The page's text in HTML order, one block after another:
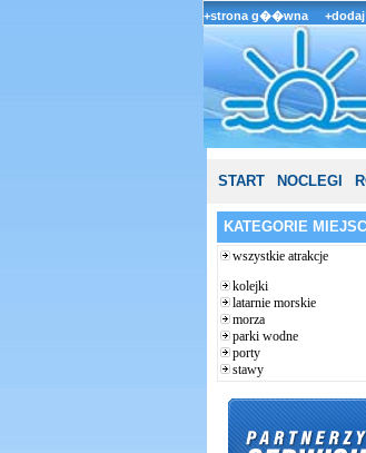
+strona g��wna
START NOCLEGI
KATEGORIE MIEJSC
wszystkie atrakcje
kolejki
latarnie morskie
morza
parki wodne
porty
stawy